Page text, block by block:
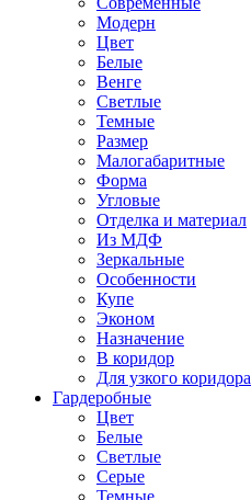
Модерн
Цвет
Белые
Венге
Светлые
Темные
Размер
Малогабаритные
Форма
Угловые
Отделка и материал
Из МДФ
Зеркальные
Особенности
Купе
Эконом
Назначение
В коридор
Для узкого коридора
Гардеробные
Цвет
Белые
Светлые
Серые
Темные